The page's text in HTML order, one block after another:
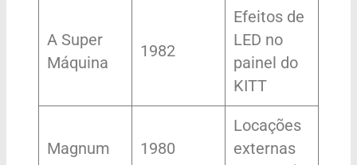
A Super
Máquina
1982
Efeitos de
LED no
painel do
KITT
Magnum 1980
Locações
externas